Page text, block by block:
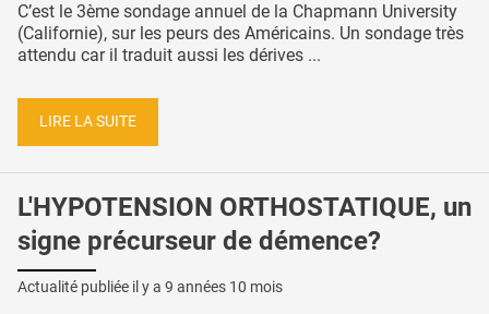
C’est le 3ème sondage annuel de la Chapmann University
(Californie), sur les peurs des Américains. Un sondage très
attendu car il traduit aussi les dérives ...
LIRE LA SUITE
L'HYPOTENSION ORTHOSTATIQUE, un
signe précurseur de démence?
Actualité publiée il y a 9 années 10 mois